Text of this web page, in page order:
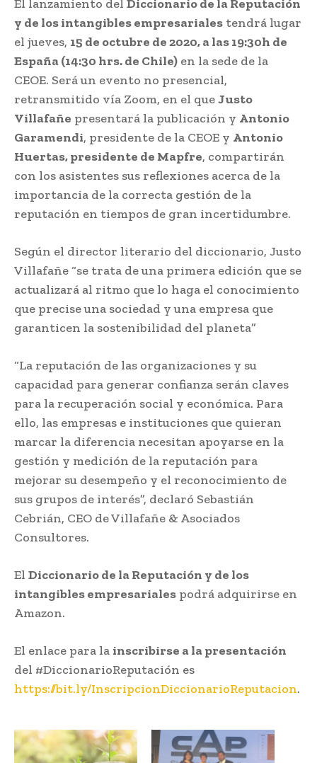
El lanzamiento del Diccionario de la Reputación
y de los intangibles empresariales tendrá lugar
el jueves, 15 de octubre de 2020, a las 19:30h de
España (14:30 hrs. de Chile) en la sede de la
CEOE. Será un evento no presencial,
retransmitido vía Zoom, en el queJusto
Villafañe presentará la publicación y Antonio
Garamendi, presidente de la CEOE y Antonio
Huertas, presidente de Mapfre, compartirán
con los asistentes sus reflexiones acerca de la
importancia de la correcta gestión de la
reputación en tiempos de gran incertidumbre.
Según el director literario del diccionario, Justo
Villafañe “se trata de una primera edición que se
actualizará al ritmo que lo haga el conocimiento
que precise una sociedad y una empresa que
garanticen la sostenibilidad del planeta”
“La reputación de las organizaciones y su
capacidad para generar confianza serán claves
para la recuperación social y económica. Para
ello, las empresas e instituciones que quieran
marcar la diferencia necesitan apoyarse en la
gestión y medición de la reputación para
mejorar su desempeño y el reconocimiento de
sus grupos de interés”, declaró Sebastián
Cebrián, CEO de Villafañe & Asociados
Consultores.
El Diccionario de la Reputación y de los
intangibles empresariales podrá adquirirse en
Amazon.
El enlace para la inscribirse a la presentación
del #DiccionarioReputación es
https://bit.ly/InscripcionDiccionarioReputacion.